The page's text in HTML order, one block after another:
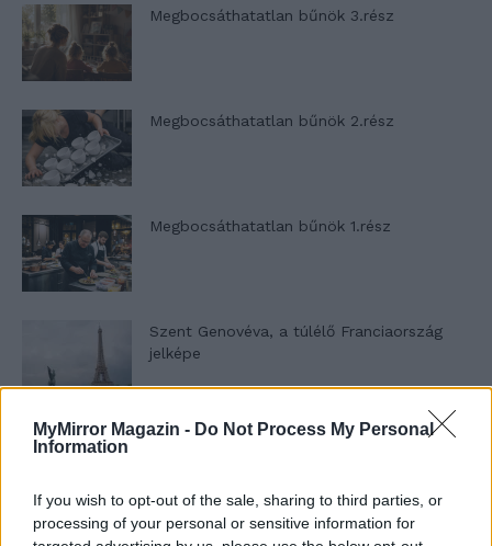
MyMirror Magazin - Do Not Process My Personal
Information
If you wish to opt-out of the sale, sharing to third parties, or
processing of your personal or sensitive information for
Megbocsáthatatlan bűnök 3.rész
Megbocsáthatatlan bűnök 2.rész
Megbocsáthatatlan bűnök 1.rész
Szent Genovéva, a túlélő Franciaország
jelképe
Minka 12. rész
Minka 11. rész